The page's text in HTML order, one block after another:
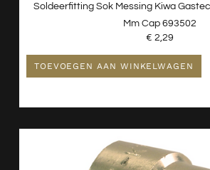
Soldeerfitting Sok Messing Kiwa
Mm Cap 693502
€ 2,29
TOEVOEGEN AAN WINKELWAGEN